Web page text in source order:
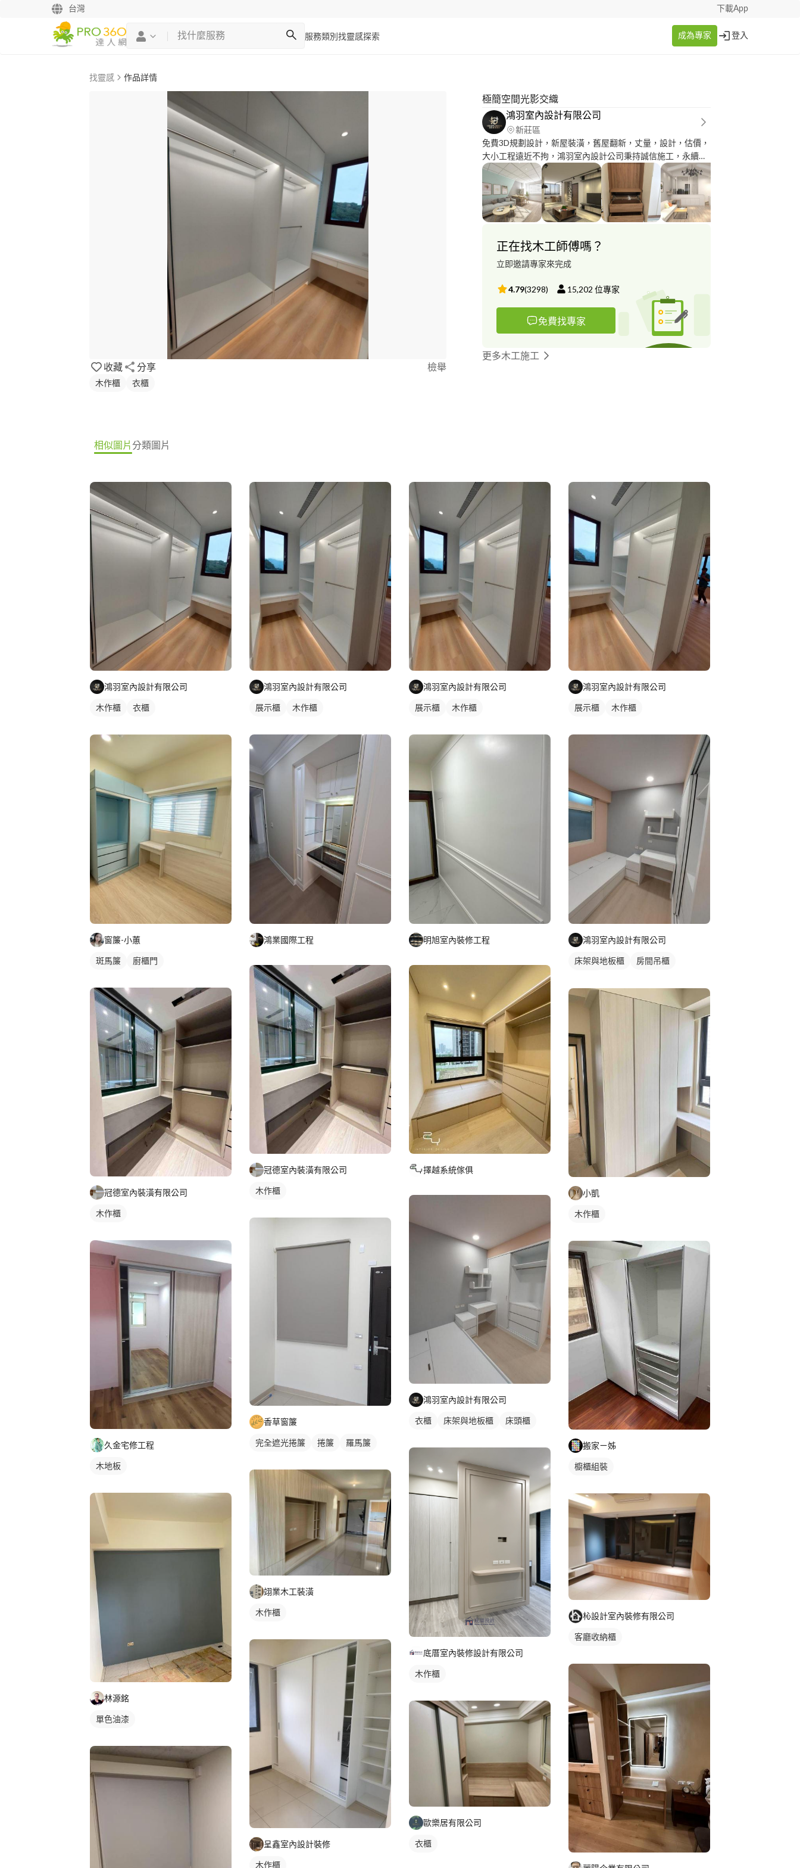
台灣 下載App
服務類別 找靈感探索 成為專家 登入
找靈感 作品詳情
收藏 分享 檢舉
木作櫃 衣櫃
極簡空間光影交織
鴻羽室內設計有限公司
新莊區
免費3D規劃設計，新屋裝潢，舊屋翻新，丈量，設計，估價，
大小工程遠近不拘，鴻羽室內設計公司秉持誠信施工，永續經
營為宗旨，所以所有工程均以先施工，經屋主驗收完成再付
款。
正在找木工師傅嗎？
立即邀請專家來完成
4.79(3298) 15,202 位專家
免費找專家
更多木工施工
相似圖片分類圖片
鴻羽室內設計有限公司
木作櫃 衣櫃
窗簾-小蕙
斑馬簾 廚櫃門
冠德室內裝潢有限公司
木作櫃
久金宅修工程
木地板
林源銘
單色油漆
鴻羽室內設計有限公司
展示櫃 木作櫃
鴻業國際工程
冠德室內裝潢有限公司
木作櫃
香草窗簾
完全遮光捲簾 捲簾 羅馬簾
翊業木工裝潢
木作櫃
呈鑫室內設計裝修
木作櫃
鴻羽室內設計有限公司
展示櫃 木作櫃
明旭室內裝修工程
擇越系統傢俱
鴻羽室內設計有限公司
衣櫃 床架與地板櫃 床頭櫃
底厝室內裝修設計有限公司
木作櫃
歐樂居有限公司
衣櫃
鴻羽室內設計有限公司
展示櫃 木作櫃
鴻羽室內設計有限公司
床架與地板櫃
房間吊櫃
小凱
木作櫃
搬家ㄧ姊
櫥櫃組裝
杺設計室內裝修有限公司
客廳收納櫃